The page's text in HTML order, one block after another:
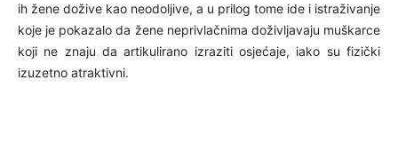
ih žene dožive kao neodoljive, a u prilog tome ide i istraživanje
koje je pokazalo da žene neprivlačnima doživljavaju muškarce
koji ne znaju da artikulirano izraziti osjećaje, iako su fizički
izuzetno atraktivni.